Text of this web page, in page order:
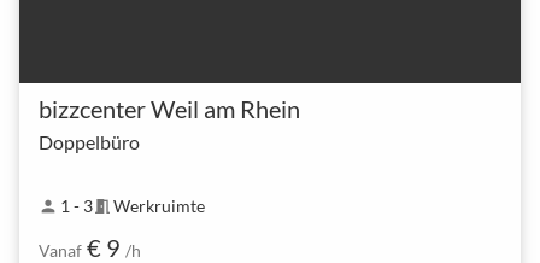
bizzcenter Weil am Rhein
Doppelbüro
person 1 - 3meeting_room Werkruimte
Vanaf € 9 /h